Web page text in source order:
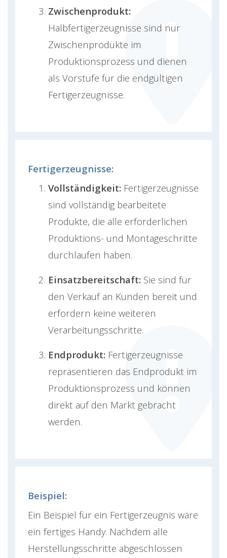
Zwischenprodukt:
Halbfertigerzeugnisse sind nur
Zwischenprodukte im
Produktionsprozess und dienen
als Vorstufe für die endgültigen
Fertigerzeugnisse.
Fertigerzeugnisse:
Vollständigkeit: Fertigerzeugnisse
sind vollständig bearbeitete
Produkte, die alle erforderlichen
Produktions- und Montageschritte
durchlaufen haben.
Einsatzbereitschaft: Sie sind für
den Verkauf an Kunden bereit und
erfordern keine weiteren
Verarbeitungsschritte.
Endprodukt: Fertigerzeugnisse
repräsentieren das Endprodukt im
Produktionsprozess und können
direkt auf den Markt gebracht
werden.
Beispiel:
Ein Beispiel für ein Fertigerzeugnis wäre
ein fertiges Handy. Nachdem alle
Herstellungsschritte abgeschlossen